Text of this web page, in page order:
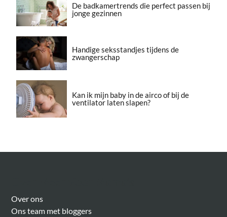
De badkamertrends die perfect passen bij
jonge gezinnen
Handige seksstandjes tijdens de
zwangerschap
Kan ik mijn baby in de airco of bij de
ventilator laten slapen?
Over ons
Ons team met bloggers